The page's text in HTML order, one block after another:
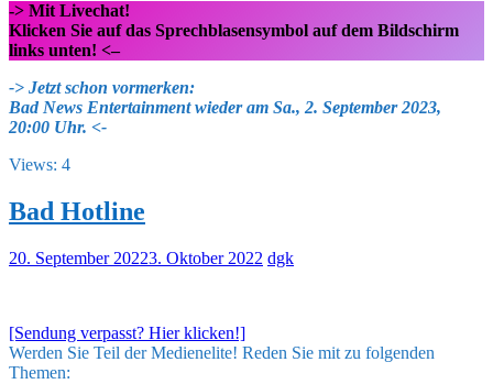
-> Mit Livechat!
Klicken Sie auf das Sprechblasensymbol auf dem Bildschirm
links unten! <–
-> Jetzt schon vormerken:
Bad News Entertainment wieder am Sa., 2. September 2023,
20:00 Uhr. <-
Views: 4
Bad Hotline
20. September 20223. Oktober 2022 dgk
[Sendung verpasst? Hier klicken!]
Werden Sie Teil der Medienelite! Reden Sie mit zu folgenden
Themen: